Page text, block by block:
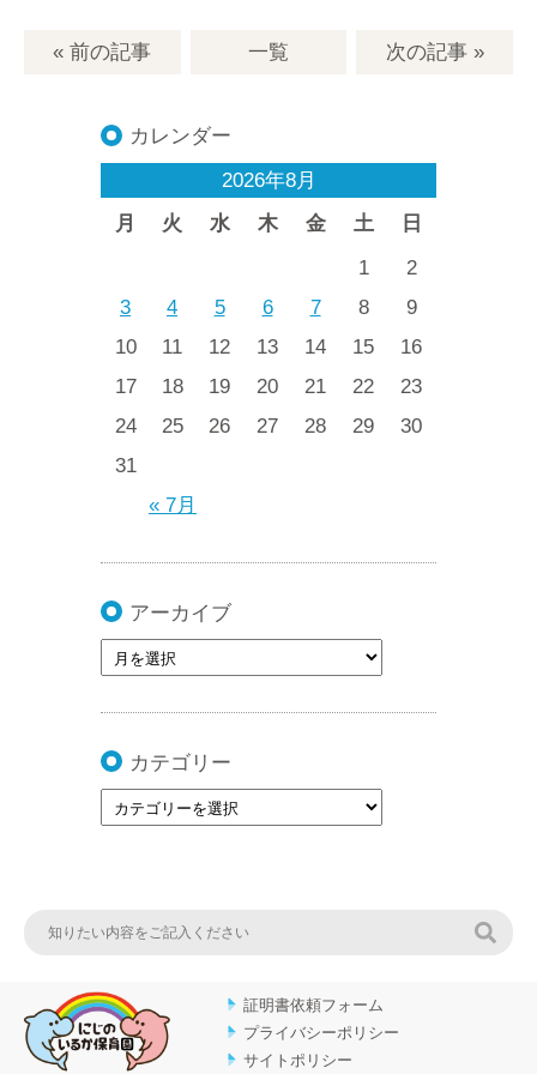
« 前の記事 一覧 次の記事»
カレンダー
2026年8月
月
火 水 木 金 土 日
« 7月
1
2
3
4 5 6 7 8
9
10
11 12 13 14 15
16
17
18 19 20 21 22
23
24
25 26 27 28 29
30
31
アーカイブ
カテゴリー
証明書依頼フォーム
プライバシーポリシー
サイトポリシー